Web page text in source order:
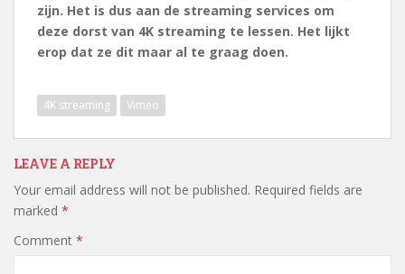
zijn. Het is dus aan de streaming services om
deze dorst van 4K streaming te lessen. Het lijkt
erop dat ze dit maar al te graag doen.
4K streaming Vimeo
LEAVE A REPLY
Your email address will not be published. Required fields are
marked *
Comment *